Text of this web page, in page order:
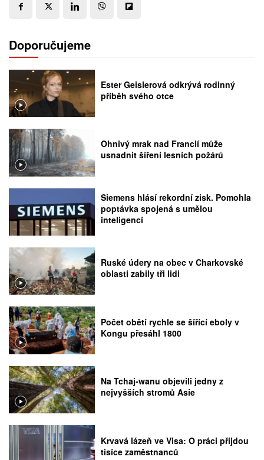
Doporučujeme
Ester Geislerová odkrývá rodinný
příběh svého otce
Ohnivý mrak nad Francií může
usnadnit šíření lesních požárů
Siemens hlásí rekordní zisk. Pomohla
poptávka spojená s umělou
inteligencí
Ruské údery na obec v Charkovské
oblasti zabily tři lidi
Počet obětí rychle se šířící eboly v
Kongu přesáhl 1800
Na Tchaj-wanu objevili jedny z
nejvyšších stromů Asie
Krvavá lázeň ve Visa: O práci přijdou
tisíce zaměstnanců